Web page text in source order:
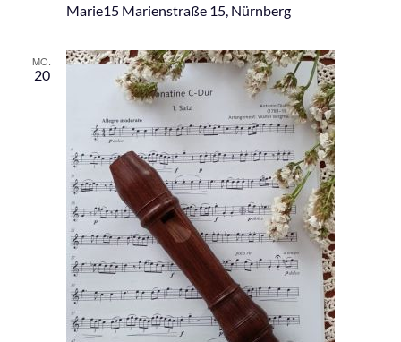
Marie15 Marienstraße 15, Nürnberg
MO.
20